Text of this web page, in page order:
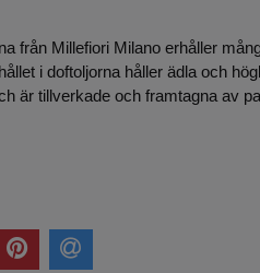
från Millefiori Milano erhåller
i doftoljorna håller ädla och
är tillverkade och framtagna av